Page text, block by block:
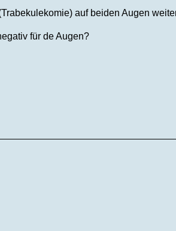
auf beiden Augen
für de Augen?